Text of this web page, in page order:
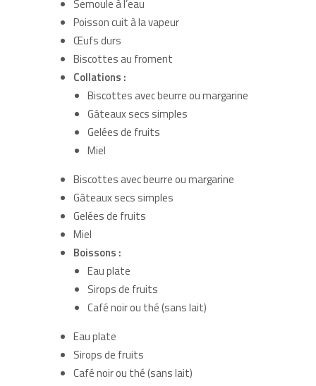
Semoule à l’eau
Poisson cuit à la vapeur
Œufs durs
Biscottes au froment
Collations :
Biscottes avec beurre ou margarine
Gâteaux secs simples
Gelées de fruits
Miel
Biscottes avec beurre ou margarine
Gâteaux secs simples
Gelées de fruits
Miel
Boissons :
Eau plate
Sirops de fruits
Café noir ou thé (sans lait)
Eau plate
Sirops de fruits
Café noir ou thé (sans lait)